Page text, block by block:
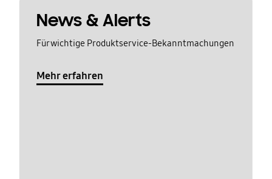
News & Alerts
Für wichtige Produktservice-Bekanntmachungen
Mehr erfahren